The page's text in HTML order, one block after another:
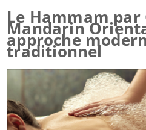
Le Hammam par
Mandarin
approche
traditionnel